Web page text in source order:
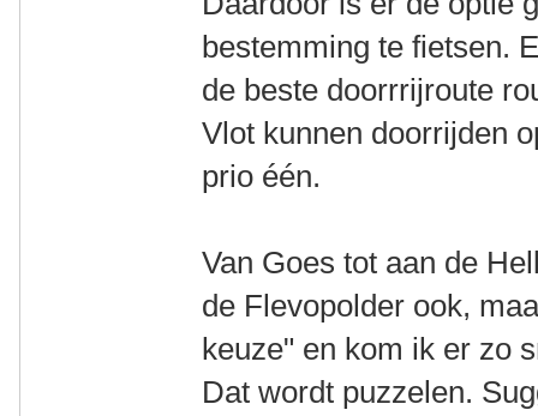
bestemming te fietsen.
de beste doorrrijroute
Vlot kunnen doorrijden
prio één.
Van Goes tot aan de
de Flevopolder ook,
keuze" en kom ik er zo
Dat wordt puzzelen.